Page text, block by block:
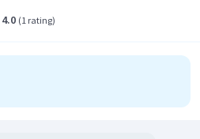
4.0 (1 rating)